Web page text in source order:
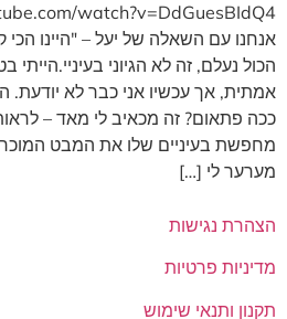
אנחנו עם השאלה של יעל – "היינו הכי
הכול נעלם, זה לא הגיוני
אמתית, אך עכשיו אני כבר לא יודעת.
ככה פתאום? זה מכאיב לי מאד –
מחפשת בעיניים שלו את המבט
מערער לי […]
הצהרת נגישות
מדיניות פרטיות
תקנון ותנאי שימוש